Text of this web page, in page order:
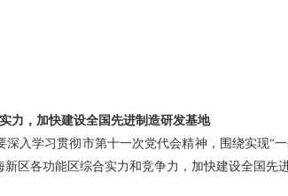
力，加快建设全国先进制造研发基地
学习贯彻市第十一次党代会精神，围绕实现“一
区各功能区综合实力和竞争力，加快建设全国先